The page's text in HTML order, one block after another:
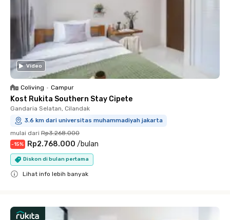
Video
Coliving • Campur
Kost Rukita Southern Stay Cipete
Gandaria Selatan, Cilandak
3.6 km dari universitas muhammadiyah jakarta
mulai dari Rp3.268.000
-15% Rp2.768.000 /bulan
Diskon di bulan pertama
Lihat info lebih banyak